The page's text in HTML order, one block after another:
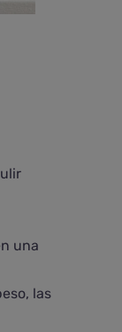
una
las